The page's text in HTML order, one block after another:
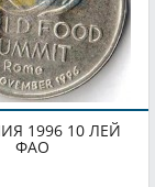
1996 10 ЛЕЙ
ФАО